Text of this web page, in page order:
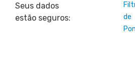
Seus dados
estão seguros:
de